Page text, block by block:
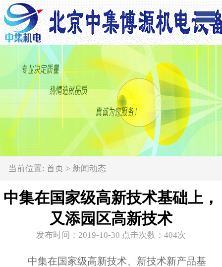
当前位置: 首页> 新闻动态
中集在国家级高新技术基础上，
又添园区高新技术
发布时间：2019-10-30 点击次数： 404次
中集在国家级高新技术、新技术新产品基